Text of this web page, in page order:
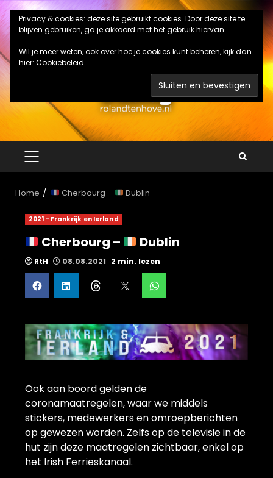
Ga
naar
de
inhoud
PRIMAIR
MENU
Home Cherbourg – Dublin
2021 - Frankrijk en Ierland
Cherbourg – Dublin
RtH 08.08.2021 2 min. lezen
Ook aan boord gelden de
coronamaatregelen, waar we middels
stickers, medewerkers en omroepberichten
op gewezen worden. Zelfs op de televisie in de
hut zijn deze maatregelen zichtbaar, enkel op
het Irish Ferrieskanaal.
Privacy & cookies: deze site gebruikt cookies. Door deze site te
blijven gebruiken, ga je akkoord met het gebruik hiervan.
Wil je meer weten, ook over hoe je cookies kunt beheren, kijk dan
hier: Cookiebeleid